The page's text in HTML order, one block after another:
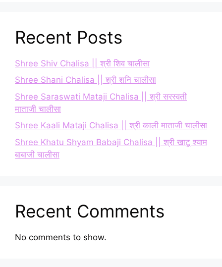
Recent Posts
Shree Shiv Chalisa || श्री शिव चालीसा
Shree Shani Chalisa || श्री शनि चालीसा
Shree Saraswati Mataji Chalisa || श्री सरस्वती
माताजी चालीसा
Shree Kaali Mataji Chalisa || श्री काली माताजी चालीसा
Shree Khatu Shyam Babaji Chalisa || श्री खाटू श्याम
बाबाजी चालीसा
Recent Comments
No comments to show.